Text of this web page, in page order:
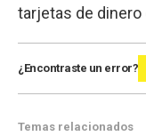
tarjetas de
¿Encontraste un error?
Temas relacionados